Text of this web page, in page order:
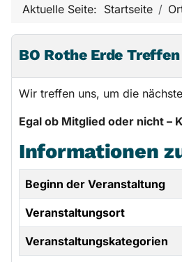
Aktuelle Seite: Startseite
BO Rothe Erde Treffen
Wir treffen uns, um die
Egal ob Mitglied oder nicht –
Informationen
Beginn der Veranstaltung
Veranstaltungsort
Veranstaltungskategorien